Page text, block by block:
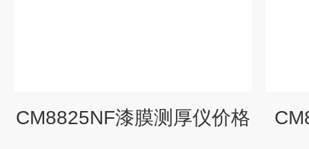
CM8825NF漆膜测厚仪价格